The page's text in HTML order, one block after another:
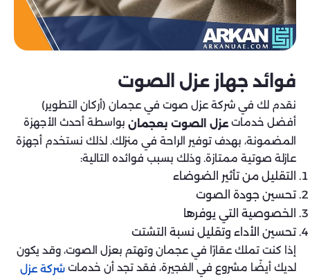
فوائد جهاز عزل الصوت
نقدم لك في شركة عزل صوت في عجمان (أركان التطوير)
أفضل خدمات عزل الصوت بعجمان بواسطة أحدث الأجهزة
المضمونة، بهدف توفير الراحة في منزلك. لذلك نستخدم أجهزة
عازلة صوتية ممتازة. وذلك بسبب فوائده التالية:
التقليل من تأثير الضوضاء
تحسين جودة الصوت
الخصوصية التي يوفرها
تحسين الأداء وتقليل نسبة التشتت
إذا كنت تملك عقارًا في عجمان وتهتم بعزل الصوت، وقد يكون
لديك أيضًا مشروع في الفجيرة، فقد تجد أن خدمات شركة عزل